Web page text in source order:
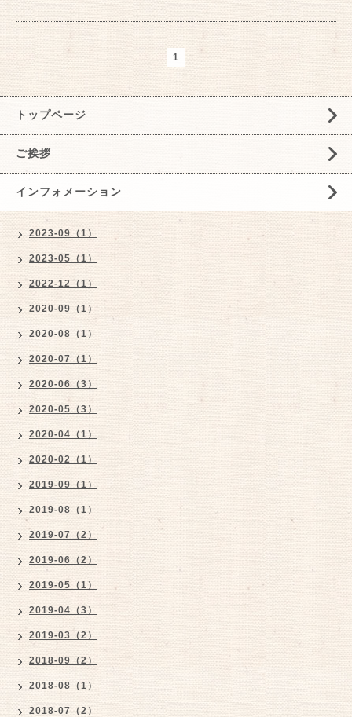
1
トップページ
ご挨拶
インフォメーション
2023-09（1）
2023-05（1）
2022-12（1）
2020-09（1）
2020-08（1）
2020-07（1）
2020-06（3）
2020-05（3）
2020-04（1）
2020-02（1）
2019-09（1）
2019-08（1）
2019-07（2）
2019-06（2）
2019-05（1）
2019-04（3）
2019-03（2）
2018-09（2）
2018-08（1）
2018-07（2）